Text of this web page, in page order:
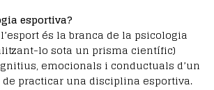
esportiva?
és la branca de la psicologia
lo sota un prisma científic)
emocionals i conductuals d’un
practicar una disciplina esportiva.